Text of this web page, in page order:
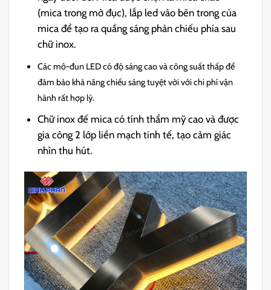
(mica trong mờ đục), lắp led vào bên trong của
mica để tạo ra quầng sáng phản chiếu phía sau
chữ inox.
Các mô-đun LED có độ sáng cao và công suất thấp để
đảm bảo khả năng chiếu sáng tuyệt vời với chi phí vận
hành rất hợp lý.
Chữ inox đế mica có tính thẩm mỹ cao và được
gia công 2 lớp liền mạch tinh tế, tạo cảm giác
nhìn thu hút.